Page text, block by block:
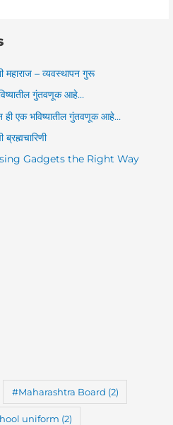
महाराज – व्यवस्थापन गुरू
गुंतवणूक आहे…
ही एक भविष्यातील गुंतवणूक आहे…
ब्रह्मचारिणी
Gadgets the Right Way
#Maharashtra Board (2)
uniform (2)